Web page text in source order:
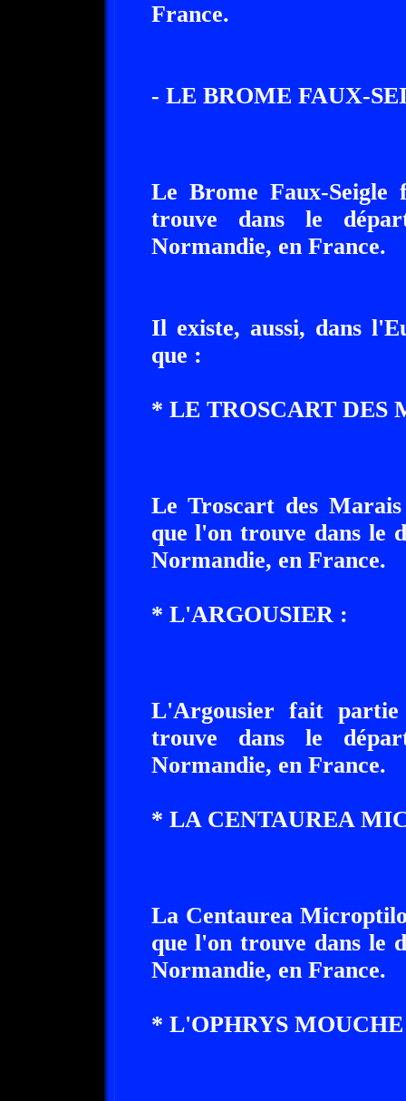
France.
- LE BROME FAUX-
Le Brome Faux-
trouve dans le
Normandie, en France.
Il existe, aussi, dans
que :
* LE TROSCART DES
Le Troscart des
que l'on trouve dans le
Normandie, en France.
* L'ARGOUSIER :
L'Argousier fait
trouve dans le
Normandie, en France.
* LA CENTAUREA
La Centaurea
que l'on trouve dans le
Normandie, en France.
* L'OPHRYS